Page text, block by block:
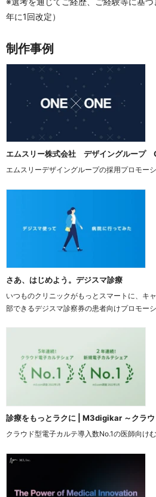
年に1回改定）
制作事例
エムスリー株式会社 デザイングループ
エムスリーデザイングループの採用プロモーシ
さあ、はじめよう。デジスマ診療
いつものクリニックがもっとスマートに、キ
部できるデジスマ診察券の患者向けプロモーシ
診療をもっとラクに | M3digikar ～クラウ
クラウド型電子カルテ導入数No.1の医師向け